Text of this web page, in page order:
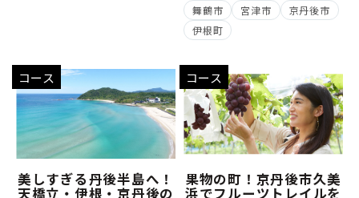
舞鶴市 宮津市
京丹後市
伊根町
コース
美しすぎる丹後半島へ！
天橋立・伊根・京丹後の
コース
果物の町！京丹後市久美
浜でフルーツトレイルを